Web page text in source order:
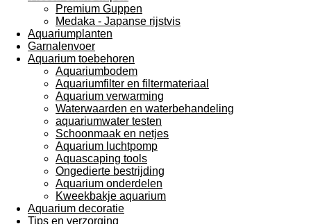
Premium Guppen
Medaka - Japanse rijstvis
Aquariumplanten
Garnalenvoer
Aquarium toebehoren
Aquariumbodem
Aquariumfilter en filtermateriaal
Aquarium verwarming
Waterwaarden en waterbehandeling
aquariumwater testen
Schoonmaak en netjes
Aquarium luchtpomp
Aquascaping tools
Ongedierte bestrijding
Aquarium onderdelen
Kweekbakje aquarium
Aquarium decoratie
Tips en verzorging